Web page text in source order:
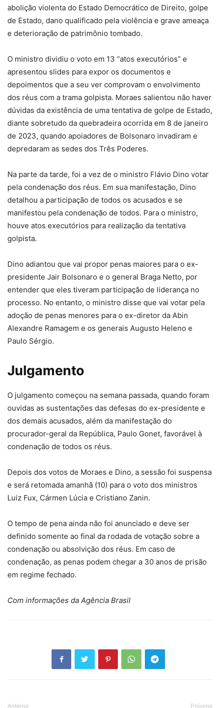
abolição violenta do Estado Democrático de Direito, golpe
de Estado, dano qualificado pela violência e grave ameaça
e deterioração de patrimônio tombado.
O ministro dividiu o voto em 13 “atos executórios” e
apresentou slides para expor os documentos e
depoimentos que a seu ver comprovam o envolvimento
dos réus com a trama golpista. Moraes salientou não haver
dúvidas da existência de uma tentativa de golpe de Estado,
diante sobretudo da quebradeira ocorrida em 8 de janeiro
de 2023, quando apoiadores de Bolsonaro invadiram e
depredaram as sedes dos Três Poderes.
Na parte da tarde, foi a vez de o ministro Flávio Dino votar
pela condenação dos réus. Em sua manifestação, Dino
detalhou a participação de todos os acusados e se
manifestou pela condenação de todos. Para o ministro,
houve atos executórios para realização da tentativa
golpista.
Dino adiantou que vai propor penas maiores para o ex-
presidente Jair Bolsonaro e o general Braga Netto, por
entender que eles tiveram participação de liderança no
processo. No entanto, o ministro disse que vai votar pela
adoção de penas menores para o ex-diretor da Abin
Alexandre Ramagem e os generais Augusto Heleno e
Paulo Sérgio.
Julgamento
O julgamento começou na semana passada, quando foram
ouvidas as sustentações das defesas do ex-presidente e
dos demais acusados, além da manifestação do
procurador-geral da República, Paulo Gonet, favorável à
condenação de todos os réus.
Depois dos votos de Moraes e Dino, a sessão foi suspensa
e será retomada amanhã (10) para o voto dos ministros
Luiz Fux, Cármen Lúcia e Cristiano Zanin.
O tempo de pena ainda não foi anunciado e deve ser
definido somente ao final da rodada de votação sobre a
condenação ou absolvição dos réus. Em caso de
condenação, as penas podem chegar a 30 anos de prisão
em regime fechado.
Com informações da Agência Brasil
Anterior Próximo